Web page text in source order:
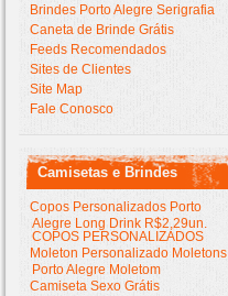
Brindes Porto Alegre Serigrafia
Caneta de Brinde Grátis
Feeds Recomendados
Sites de Clientes
Site Map
Fale Conosco
Camisetas e Brindes
Copos Personalizados Porto
Alegre Long Drink R$2,29un.
COPOS PERSONALIZADOS
Moleton Personalizado Moletons
Porto Alegre Moletom
Camiseta Sexo Grátis